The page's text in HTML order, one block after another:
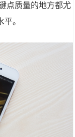
点质量的地方都尤
。